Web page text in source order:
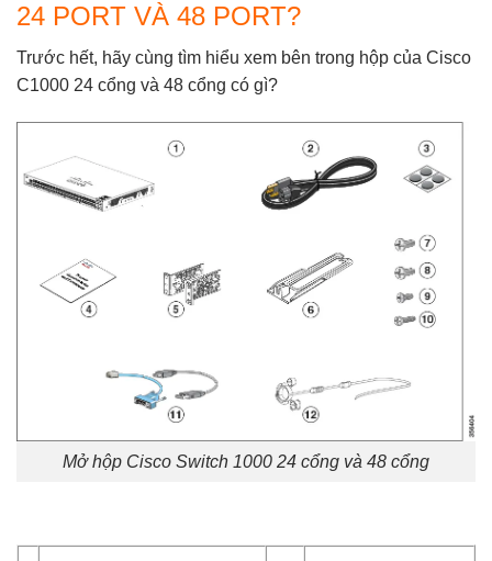
24 PORT VÀ 48 PORT?
Trước hết, hãy cùng tìm hiểu xem bên trong hộp của Cisco
C1000 24 cổng và 48 cổng có gì?
Mở hộp Cisco Switch 1000 24 cổng và 48 cổng